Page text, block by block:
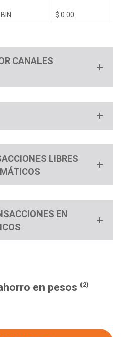
$ 0.00
CANALES
LIBRES
EN
en pesos (2)